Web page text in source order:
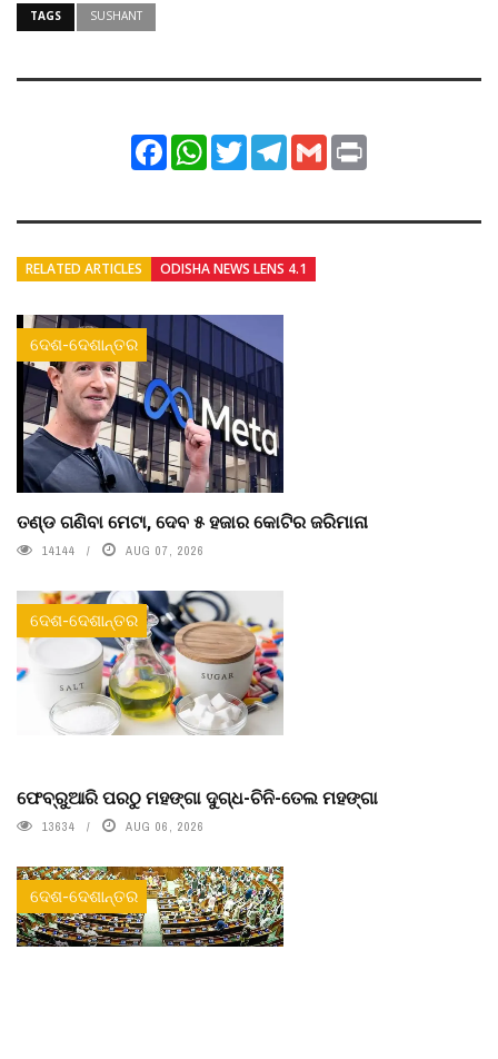
TAGS SUSHANT
FacebookWhatsApp
TwitterTelegram
Gmail
RELATED ARTICLES ODISHA NEWS LENS 4.1
ଦେଶ-ଦେଶାନ୍ତର
ତଣ୍ଡ ଗଣିବା ମେଟା, ଦେବ ୫ ହଜାର କୋଟିର ଜରିମାନା
14144 AUG 07, 2026
ଦେଶ-ଦେଶାନ୍ତର
ଫେବ୍ରୁଆରି ପରଠୁ ମହଙ୍ଗା ଦୁଗ୍ଧ-ଚିନି-ତେଲ ମହଙ୍ଗା
13634 AUG 06, 2026
ଦେଶ-ଦେଶାନ୍ତର